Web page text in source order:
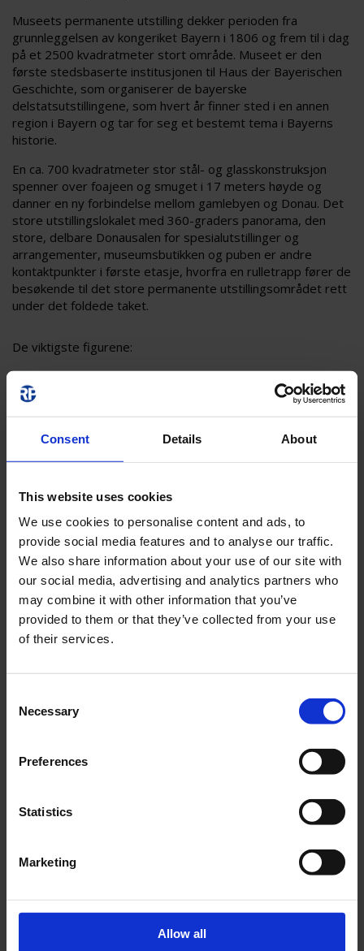
Consent Details About
This website uses cookies
We use cookies to personalise content and ads, to
provide social media features and to analyse our traffic.
We also share information about your use of our site with
our social media, advertising and analytics partners who
may combine it with other information that you’ve
provided to them or that they’ve collected from your use
of their services.
Selection
Necessary
Preferences
Statistics
Marketing
Allow all
Museets permanente utstilling dekker perioden fra
grunnleggelsen av kongeriket Bayern i 1806 og frem til i dag
på et 2500 kvadratmeter stort område. Museet er den
første stedsbaserte institusjonen til Haus der Bayerischen
Geschichte, som organiserer de bayerske
delstatsutstillingene, som hvert år finner sted i en annen
region i Bayern og tar for seg et bestemt tema i Bayerns
historie.
En ca. 700 kvadratmeter stor stål- og glasskonstruksjon
spenner over foajeen og smuget i 17 meters høyde og
danner en ny forbindelse mellom gamlebyen og Donau. Det
store utstillingslokalet med 360-graders panorama, den
store, delbare Donausalen for spesialutstillinger og
arrangementer, museumsbutikken og puben er andre
kontaktpunkter i første etasje, hvorfra en rulletrapp fører de
besøkende til det store permanente utstillingsområdet rett
under det foldede taket.
De viktigste figurene:
2 500 m² permanent utstillingsareal
Ca. 400 000 besøkende per år (fra og med 2019)
Åpningsdato: juni 2019
MultiConrol-systemer, nød- og sikkerhetsbelysning fra RP
Group ble installert i hele bygningskomplekset. Totalt ble
det installert over 500 RP-produkter:
190 nødlysarmaturer fra IL-serien
50 nødlysarmaturer fra KMB-serien
140 rømningsskiltarmaturer fra KMU-serien
10 underfordelere for sentrale strømforsyningssystemer
1 sentralt strømforsyningssystem multiControl fra MCX-